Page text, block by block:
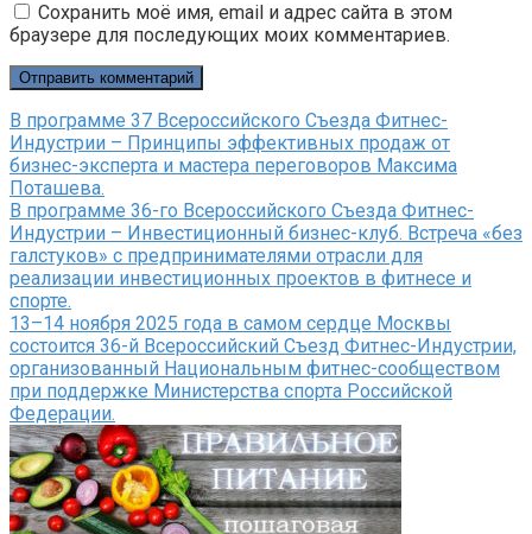
Сохранить моё имя, email и адрес сайта в этом
браузере для последующих моих комментариев.
В программе 37 Всероссийского Съезда Фитнес-
Индустрии – Принципы эффективных продаж от
бизнес-эксперта и мастера переговоров Максима
Поташева.
В программе 36-го Всероссийского Съезда Фитнес-
Индустрии – Инвестиционный бизнес-клуб. Встреча «без
галстуков» с предпринимателями отрасли для
реализации инвестиционных проектов в фитнесе и
спорте.
13–14 ноября 2025 года в самом сердце Москвы
состоится 36-й Всероссийский Съезд Фитнес-Индустрии,
организованный Национальным фитнес-сообществом
при поддержке Министерства спорта Российской
Федерации.